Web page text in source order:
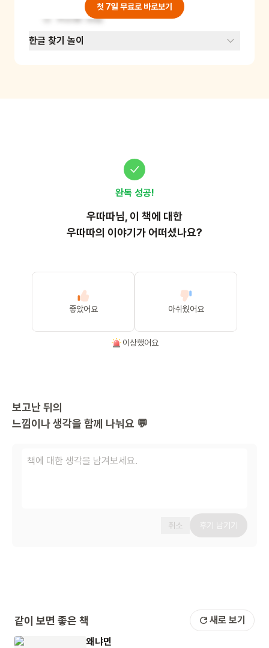
한글 소리에 익숙해지고, 발음 연습도 할 수 있어
요. 준비물: 없음
첫 7일 무료로 바로보기
한글 찾기 놀이
완독 성공!
우따따님, 이 책에 대한
우따따의 이야기가 어떠셨나요?
좋았어요 아쉬웠어요
이상했어요
보고난 뒤의
느낌이나 생각을 함께 나눠요 💬
취소 후기 남기기
같이 보면 좋은 책 새로 보기
왜냐면